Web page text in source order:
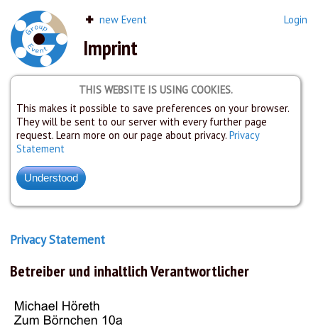
new Event Login
Imprint
THIS WEBSITE IS USING COOKIES.
This makes it possible to save preferences on your browser.
They will be sent to our server with every further page
request. Learn more on our page about privacy. Privacy
Statement
Privacy Statement
Betreiber und inhaltlich Verantwortlicher